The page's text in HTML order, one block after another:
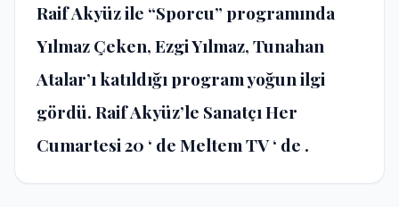
Raif Akyüz ile “Sporcu” programında
Yılmaz Çeken, Ezgi Yılmaz, Tunahan
Atalar’ı katıldığı program yoğun ilgi
gördü. Raif Akyüz’le Sanatçı Her
Cumartesi 20 ‘ de Meltem TV ‘ de .